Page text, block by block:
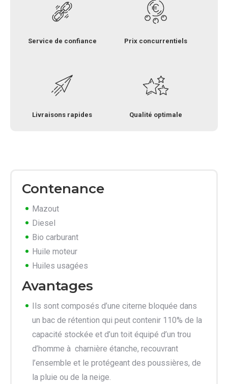
Service de confiance Prix concurrentiels
Livraisons rapides Qualité optimale
Contenance
Mazout
Diesel
Bio carburant
Huile moteur
Huiles usagées
Avantages
Ils sont composés d’une citerne bloquée dans
un bac de rétention qui peut contenir 110% de la
capacité stockée et d’un toit équipé d’un trou
d’homme à charnière étanche, recouvrant
l’ensemble et le protégeant des poussières, de
la pluie ou de la neige.